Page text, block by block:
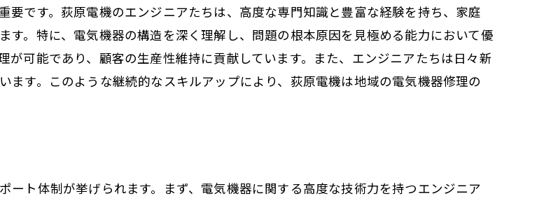
らできるサービス
築く秘訣
に応える姿勢
への積極的な参加
も対応する技術力
要です。荻原電機のエンジニアたちは、高度な専門知識と豊富な経験を持ち、家庭
す。特に、電気機器の構造を深く理解し、問題の根本原因を見極める能力において優
可能であり、顧客の生産性維持に貢献しています。また、エンジニアたちは日々新
ます。このような継続的なスキルアップにより、荻原電機は地域の電気機器修理の
ート体制が挙げられます。まず、電気機器に関する高度な技術力を持つエンジニア